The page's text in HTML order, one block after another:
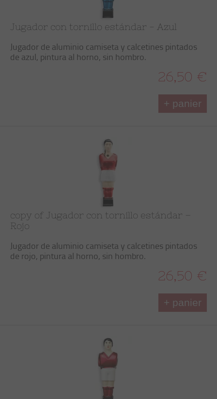
Jugador con tornillo estándar - Azul
Jugador de aluminio camiseta y calcetines pintados
de azul, pintura al horno, sin hombro.
26,50 €
+ panier
copy of Jugador con tornillo estándar –
Rojo
Jugador de aluminio camiseta y calcetines pintados
de rojo, pintura al horno, sin hombro.
26,50 €
+ panier